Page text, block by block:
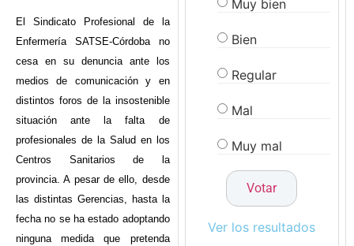
El Sindicato Profesional de la
Enfermería SATSE-Córdoba no
cesa en su denuncia ante los
medios de comunicación y en
distintos foros de la insostenible
situación ante la falta de
profesionales de la Salud en los
Centros Sanitarios de la
provincia. A pesar de ello, desde
las distintas Gerencias, hasta la
fecha no se ha estado adoptando
ninguna medida que pretenda
Muy bien
Bien
Regular
Mal
Muy mal
Ver los resultados